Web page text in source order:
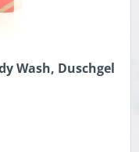
Wash, Duschgel